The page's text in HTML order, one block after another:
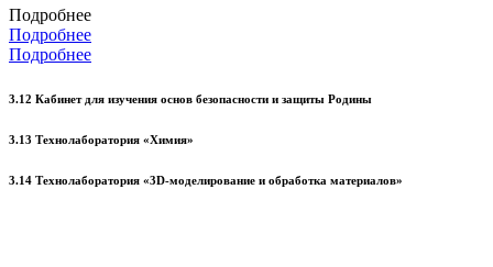
Подробнее
Подробнее
Подробнее
3.12 Кабинет для изучения основ безопасности и защиты Родины
3.13 Технолаборатория «Химия»
3.14 Технолаборатория «3D-моделирование и обработка материалов»